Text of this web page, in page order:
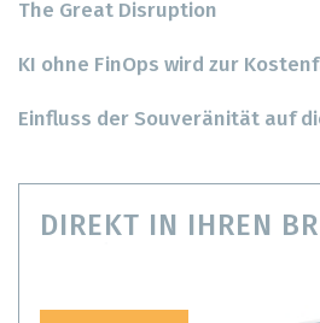
The Great Disruption
KI ohne FinOps wird zur
Einfluss der Souveränität auf
DIREKT IN IHREN